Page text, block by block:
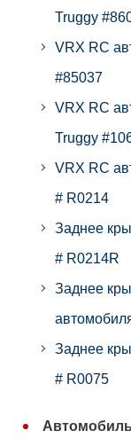
Truggy
VRX RC
#85037
VRX RC
Truggy
VRX RC
# R0214
Заднее
# R0214R
Заднее
Заднее
# R0075